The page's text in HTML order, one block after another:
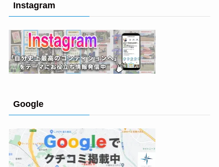
Instagram
Google